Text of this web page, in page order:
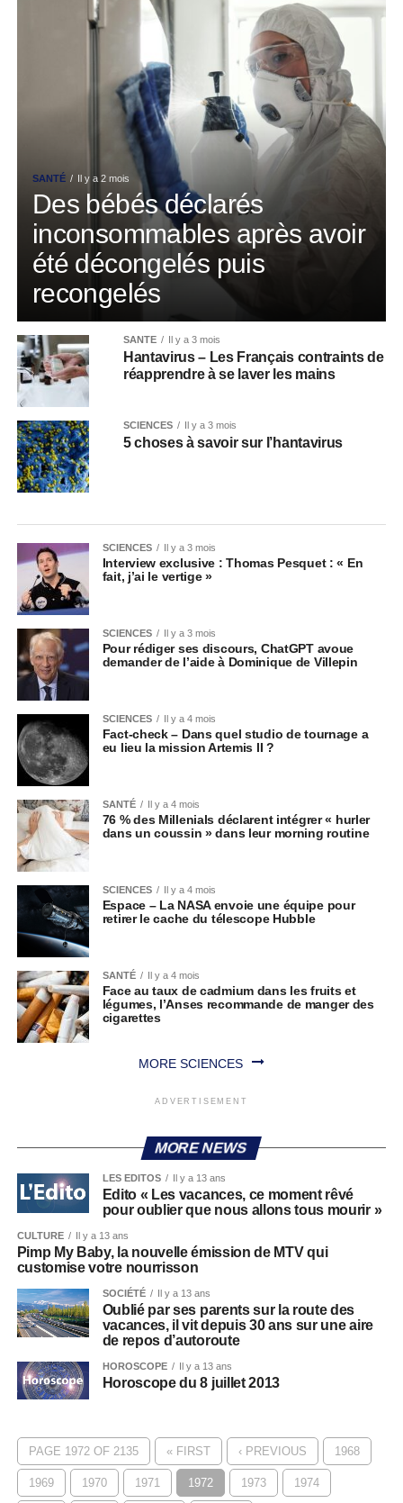
SANTÉ Il y a 2 mois
Des bébés déclarés
inconsommables après avoir
été décongelés puis
recongelés
SANTÉ Il y a 3 mois
Hantavirus – Les Français contraints de
réapprendre à se laver les mains
SCIENCES Il y a 3 mois
5 choses à savoir sur l’hantavirus
SCIENCES Il y a 3 mois
Interview exclusive : Thomas Pesquet : « En
fait, j’ai le vertige »
SCIENCES Il y a 3 mois
Pour rédiger ses discours, ChatGPT avoue
demander de l’aide à Dominique de Villepin
SCIENCES Il y a 4 mois
Fact-check – Dans quel studio de tournage a
eu lieu la mission Artemis II ?
SANTÉ Il y a 4 mois
76 % des Millenials déclarent intégrer « hurler
dans un coussin » dans leur morning routine
SCIENCES Il y a 4 mois
Espace – La NASA envoie une équipe pour
retirer le cache du télescope Hubble
SANTÉ Il y a 4 mois
Face au taux de cadmium dans les fruits et
légumes, l’Anses recommande de manger des
cigarettes
MORE SCIENCES
ADVERTISEMENT
MORE NEWS
LES EDITOS Il y a 13 ans
Edito « Les vacances, ce moment rêvé
pour oublier que nous allons tous mourir »
CULTURE Il y a 13 ans
Pimp My Baby, la nouvelle émission de MTV qui
customise votre nourrisson
SOCIÉTÉ Il y a 13 ans
Oublié par ses parents sur la route des
vacances, il vit depuis 30 ans sur une aire
de repos d’autoroute
HOROSCOPE Il y a 13 ans
Horoscope du 8 juillet 2013
PAGE 1972 OF 2135 « FIRST ‹ PREVIOUS 1968
1969 1970 1971 1972 1973 1974